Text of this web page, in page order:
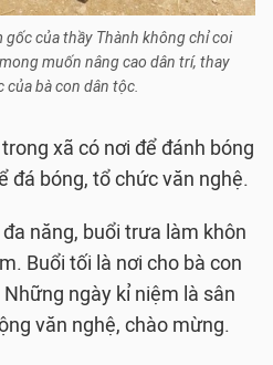
gốc của thầy Thành không chỉ coi
muốn nâng cao dân trí, thay
của bà con dân tộc.
xã có nơi để đánh bóng
đá bóng, tổ chức văn nghệ.
năng, buổi trưa làm khôn
Buổi tối là nơi cho bà con
ngày kỉ niệm là sân
văn nghệ, chào mừng.